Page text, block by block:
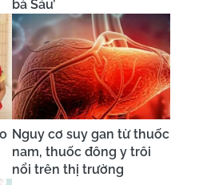
bà Sáu’
Nguy cơ suy gan từ thuốc
nam, thuốc đông y trôi
nổi trên thị trường